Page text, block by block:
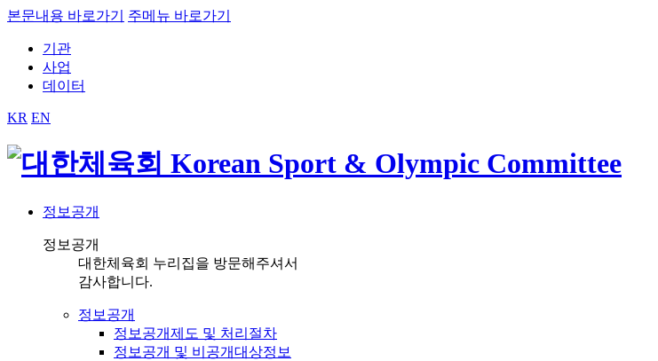
본문내용 바로가기 주메뉴 바로가기
기관
사업
데이터
KR EN
정보공개
정보공개
대한체육회 누리집을 방문해주셔서
감사합니다.
정보공개
정보공개제도 및 처리절차
정보공개 및 비공개대상정보